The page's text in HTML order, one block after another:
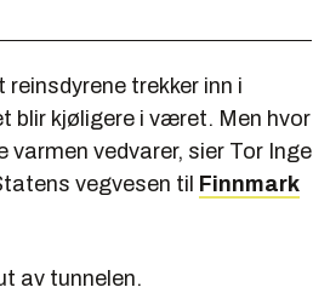
trekker inn i
blir kjøligere i været. Men hvor
varmen vedvarer, sier Tor Inge
vegvesen til Finnmark
av tunnelen.